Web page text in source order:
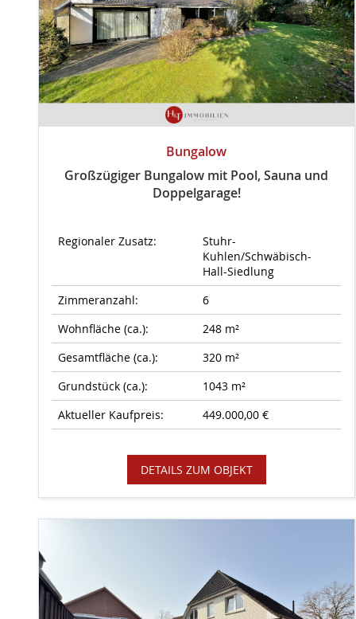
Bungalow
Großzügiger Bungalow mit Pool, Sauna und
Doppelgarage!
Regionaler Zusatz:
Stuhr-
Kuhlen/Schwäbisch-
Hall-Siedlung
Zimmeranzahl:
6
Wohnfläche (ca.):
248 m²
Gesamtfläche (ca.):
320 m²
Grundstück (ca.):
1043 m²
Aktueller Kaufpreis:
449.000,00 €
DETAILS ZUM OBJEKT